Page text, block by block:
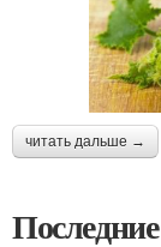
читать дальше →